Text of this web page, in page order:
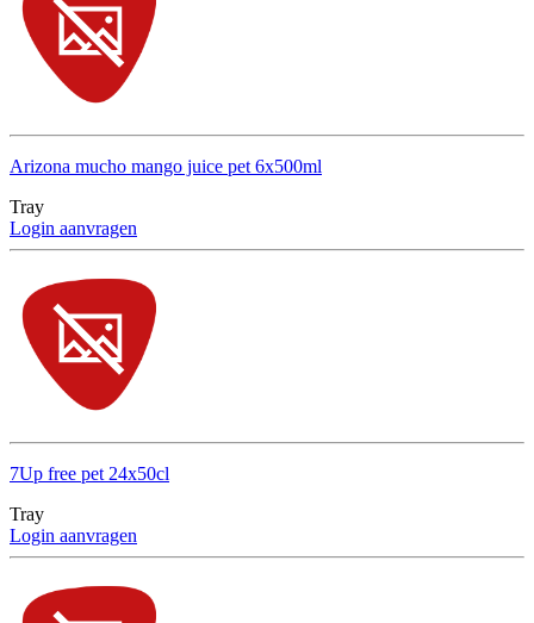
Arizona mucho mango juice pet 6x500ml
Tray
Login aanvragen
7Up free pet 24x50cl
Tray
Login aanvragen